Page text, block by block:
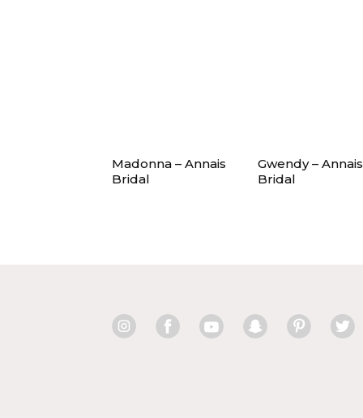
Madonna – Annais
Bridal
Gwendy – Annais
Bridal